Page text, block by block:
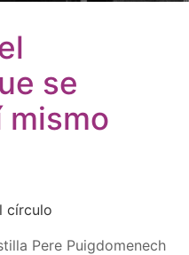
se
mismo
círculo
Pere Puigdomenech